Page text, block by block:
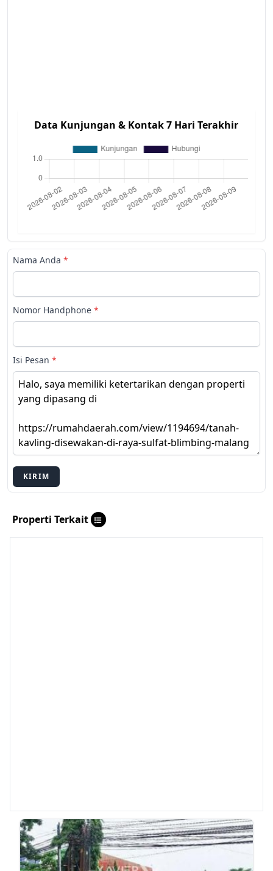
Data Kunjungan & Kontak 7 Hari Terakhir
Nama Anda *
Nomor Handphone *
Isi Pesan *
KIRIM
Properti Terkait